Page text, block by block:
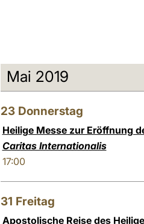
Mai 2019
23 Donnerstag
Heilige Messe zur Eröffnung
Caritas Internationalis
17:00
31 Freitag
Apostolische Reise des